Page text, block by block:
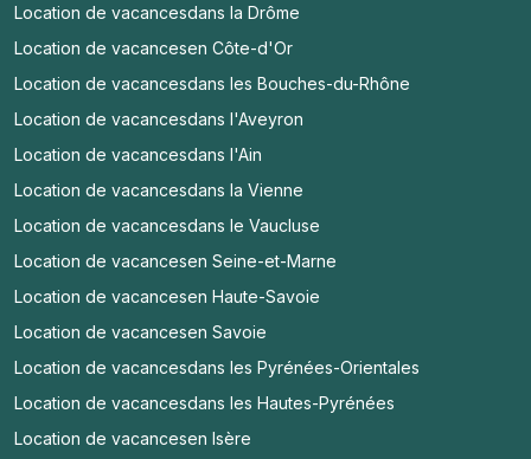
Location de vacancesdans la Drôme
Location de vacancesen Côte-d'Or
Location de vacancesdans les Bouches-du-Rhône
Location de vacancesdans l'Aveyron
Location de vacancesdans l'Ain
Location de vacancesdans la Vienne
Location de vacancesdans le Vaucluse
Location de vacancesen Seine-et-Marne
Location de vacancesen Haute-Savoie
Location de vacancesen Savoie
Location de vacancesdans les Pyrénées-Orientales
Location de vacancesdans les Hautes-Pyrénées
Location de vacancesen Isère